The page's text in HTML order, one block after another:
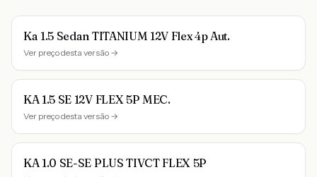
Ka 1.5 Sedan TITANIUM 12V Flex 4p Aut.
Ver preço desta versão →
KA 1.5 SE 12V FLEX 5P MEC.
Ver preço desta versão →
KA 1.0 SE-SE PLUS TIVCT FLEX 5P